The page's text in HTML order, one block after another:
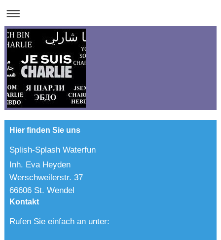
Hier finden Sie uns
Splish-Splash Waterfun
Inh. Eva Heyden
Werschweilerstr. 37
66606 St. Wendel
Kontakt
Rufen Sie einfach an unter: